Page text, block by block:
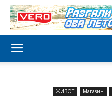
ЖИВОТ Магазин